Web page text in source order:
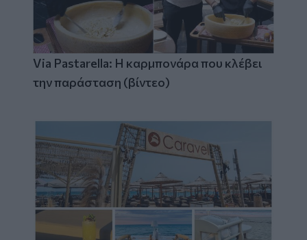
Via Pastarella: Η καρμπονάρα που κλέβει
την παράσταση (βίντεο)